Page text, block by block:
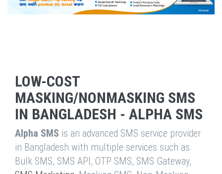
LOW-COST
MASKING/NONMASKING SMS
IN BANGLADESH - ALPHA SMS
Alpha SMS is an advanced SMS service provider
in Bangladesh with multiple services such as
Bulk SMS, SMS API, OTP SMS, SMS Gateway,